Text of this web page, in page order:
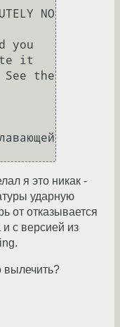
NO
you
it
the
я это никак -
ударную
от отказывается
с версией из
вылечить?